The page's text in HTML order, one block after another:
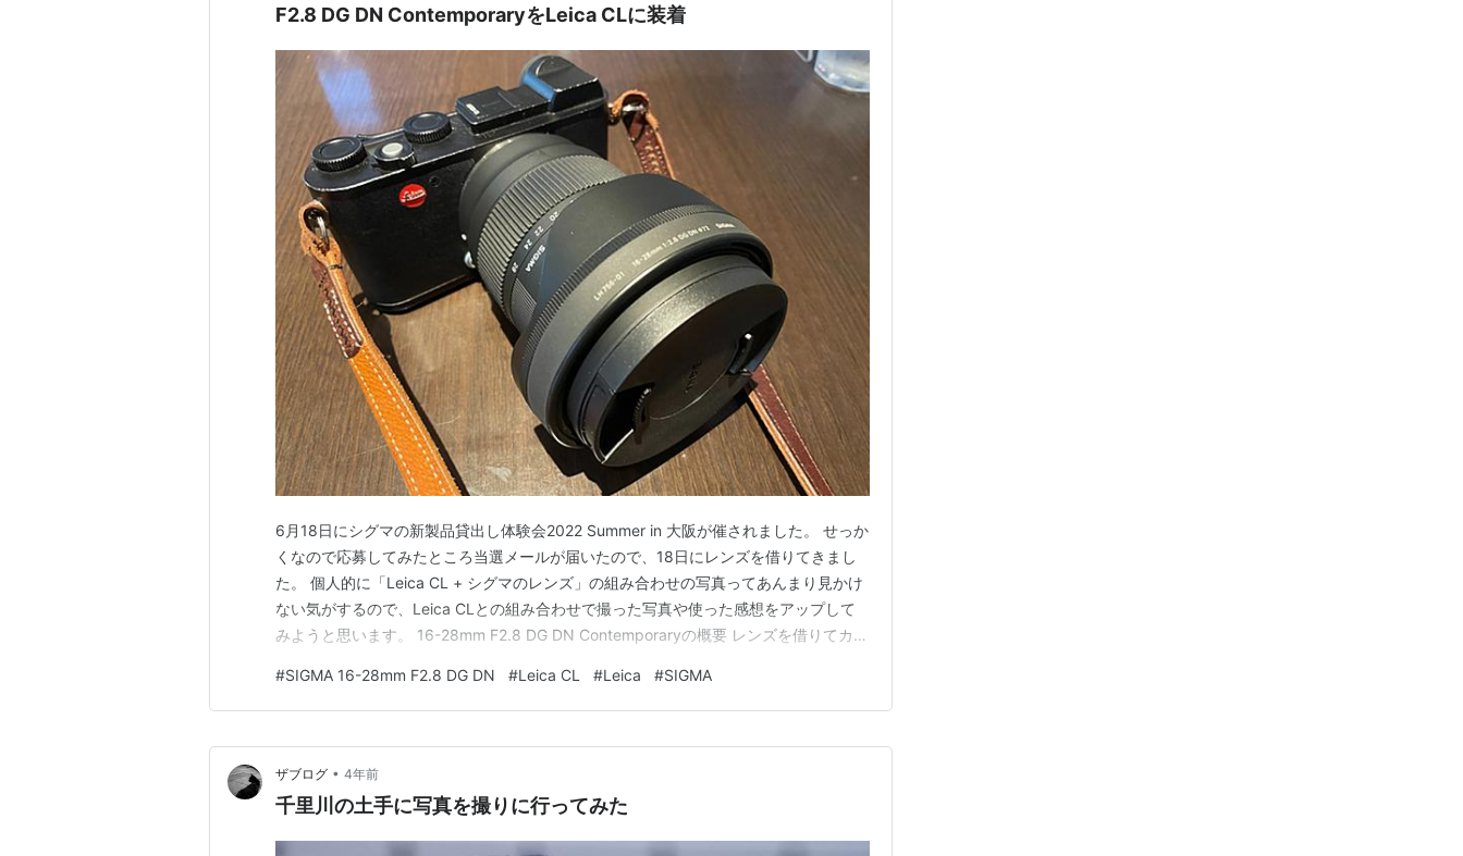
F2.8 DG DN ContemporaryをLeica CLに装着
6月18日にシグマの新製品貸出し体験会2022 Summer in 大阪が催されました。 せっか
くなので応募してみたところ当選メールが届いたので、18日にレンズを借りてきまし
た。 個人的に「Leica CL + シグマのレンズ」の組み合わせの写真ってあんまり見かけ
ない気がするので、Leica CLとの組み合わせで撮った写真や使った感想をアップして
みようと思います。 16-28mm F2.8 DG DN Contemporaryの概要 レンズを借りてカメ
後に
#SIGMA 16-28mm F2.8 DG DN #Leica CL #Leica #SIGMA
ザブログ • 4年前
千里川の土手に写真を撮りに行ってみた